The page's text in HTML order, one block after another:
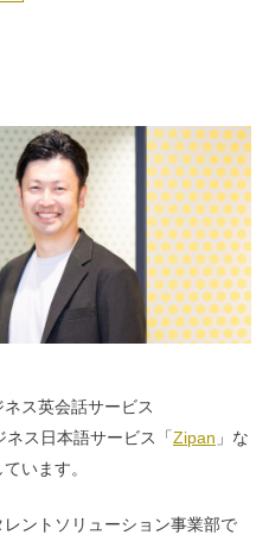
ス英会話サービス
ネス日本語サービス「Zipan 」な
います。
ントソリューション事業部で